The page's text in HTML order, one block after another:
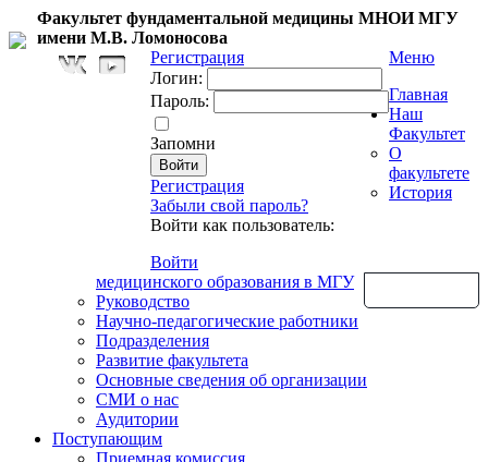
Факультет фундаментальной медицины МНОИ МГУ
имени М.В. Ломоносова
Регистрация
Логин:
Пароль:
Запомни
Регистрация
Забыли свой пароль?
Войти как пользователь:
Войти
Меню
Главная
Наш
Факультет
О
факультете
История
медицинского образования в МГУ
Руководство
Научно-педагогические работники
Подразделения
Развитие факультета
Основные сведения об организации
СМИ о нас
Аудитории
Поступающим
Приемная комиссия